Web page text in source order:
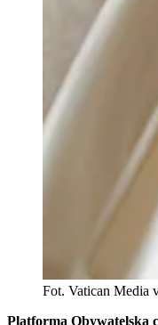
Fot. Vatican Media
Platforma Obywatelska